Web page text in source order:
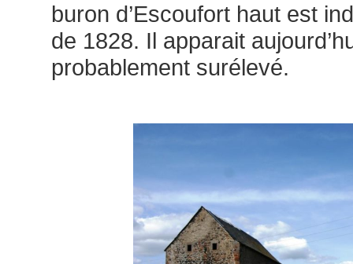
buron d’Escoufort haut est
de 1828. Il apparait
probablement surélevé.